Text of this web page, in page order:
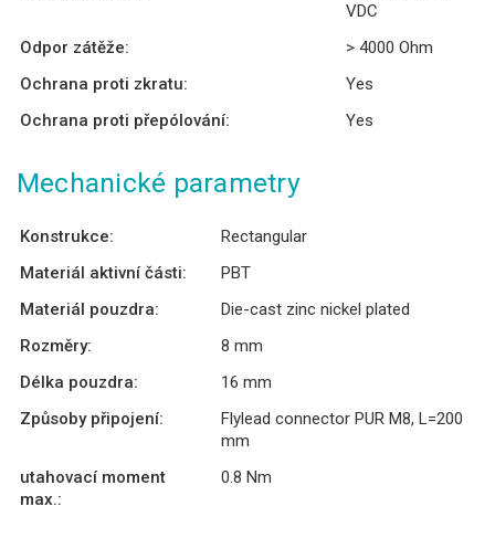
VDC
Odpor zátěže:
> 4000 Ohm
Ochrana proti zkratu:
Yes
Ochrana proti přepólování:
Yes
Mechanické parametry
Konstrukce:
Rectangular
Materiál aktivní části:
PBT
Materiál pouzdra:
Die-cast zinc nickel plated
Rozměry:
8 mm
Délka pouzdra:
16 mm
Způsoby připojení:
Flylead connector PUR M8, L=200
mm
utahovací moment
max.:
0.8 Nm